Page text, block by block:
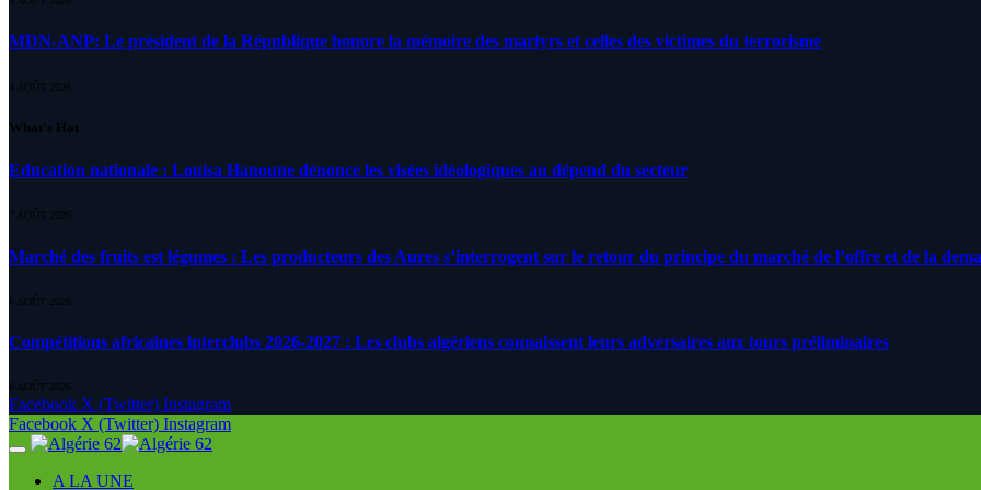
MDN-ANP: Le président de la République honore la mémoire des martyrs et celles des victimes du terrorisme
4 AOÛT 2026
What's Hot
Education nationale : Louisa Hanoune dénonce les visées idéologiques au dépend du secteur
7 AOÛT 2026
Marché des fruits est légumes : Les producteurs des Aures s’interrogent sur le retour du principe du marché de l’offre et de la
6 AOÛT 2026
Compétitions africaines interclubs 2026-2027 : Les clubs algériens connaissent leurs adversaires aux tours préliminaires
6 AOÛT 2026
Facebook X (Twitter) Instagram
Facebook X (Twitter) Instagram
A LA UNE